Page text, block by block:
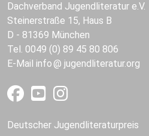
Dachverband Jugendliteratur e.V.
Steinerstraße 15, Haus B
D - 81369 München
Tel. 0049 (0) 89 45 80 806
E-Mail info jugendliteratur.org
Deutscher Jugendliteraturpreis